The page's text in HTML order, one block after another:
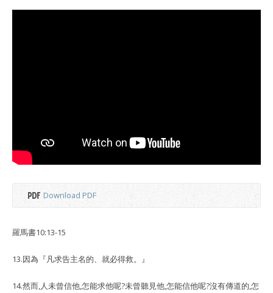
Download PDF
羅馬書10:13-15
13.因為『凡求告主名的、就必得救。』
14.然而,人未曾信他,怎能求他呢?未曾聽見他,怎能信他呢?沒有傳道的,怎